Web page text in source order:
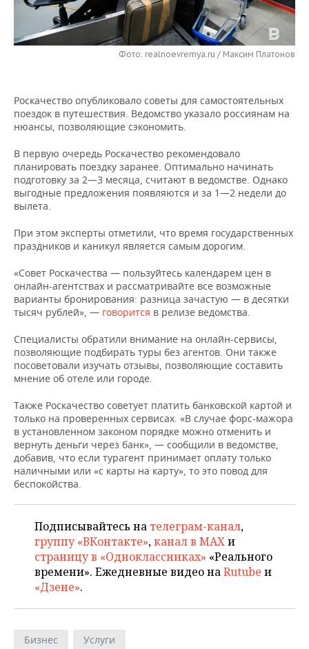
НЕФТЕХИМИЯ
НЕФТЬ
ЭНЕРГЕТИКА
РОЗНИЧНАЯ ТОРГОВЛЯ
НОВОСТИ ТЕХНОЛОГИЙ
ТЕЛЕКОММУНИКАЦИИ
МЕРОПРИЯТИЯ
НОВОСТИ МЕРОПРИЯТИЙ
БИЗНЕС-БРАНЧИ
ONLINE-КОНФЕРЕНЦИИ
ОТКРЫТАЯ ЛЕКЦИЯ
ФУТБОЛ
ХОККЕЙ
БАСКЕТБОЛ
КИБЕРСПОРТ
ФИГУРНОЕ КАТАНИЕ
ВОДНЫЕ ВИДЫ СПОРТА
ХОККЕЙ С МЯЧОМ
НОВОСТИ ОБЩЕСТВА
ВЛАСТЬ
ИНФРАСТРУКТУРА
КУЛЬТУРА
МЕДИЦИНА
ОБРАЗОВАНИЕ
ПРОИСШЕСТВИЯ
ФОТОГАЛЕРЕЯ
СЮЖЕТЫ
СПРАВОЧНИК
СПИСОК КОМПАНИЙ
Фото: realnoevremya.ru / Максим Платонов
Роскачество опубликовало советы для самостоятельных
поездок в путешествия. Ведомство указало россиянам на
нюансы, позволяющие сэкономить.
В первую очередь Роскачество рекомендовало
планировать поездку заранее. Оптимально начинать
подготовку за 2—3 месяца, считают в ведомстве. Однако
выгодные предложения появляются и за 1—2 недели до
вылета.
При этом эксперты отметили, что время государственных
праздников и каникул является самым дорогим.
«Совет Роскачества — пользуйтесь календарем цен в
онлайн-агентствах и рассматривайте все возможные
варианты бронирования: разница зачастую — в десятки
тысяч рублей», — говорится в релизе ведомства.
Специалисты обратили внимание на онлайн-сервисы,
позволяющие подбирать туры без агентов. Они также
посоветовали изучать отзывы, позволяющие составить
мнение об отеле или городе.
Также Роскачество советует платить банковской картой и
только на проверенных сервисах. «В случае форс-мажора
в установленном законом порядке можно отменить и
вернуть деньги через банк», — сообщили в ведомстве,
добавив, что если турагент принимает оплату только
наличными или «с карты на карту», то это повод для
беспокойства.
Подписывайтесь на телеграм-канал,
группу «ВКонтакте»,канал в MAXи
страницу в «Одноклассниках» «Реального
времени». Ежедневные видео наRutube и
«Дзене».
Бизнес Услуги